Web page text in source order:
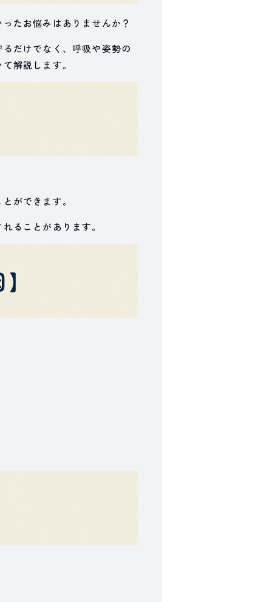
たお悩みはありませんか？
だけでなく、呼吸や姿勢の
解説します。
ができます。
ることがあります。